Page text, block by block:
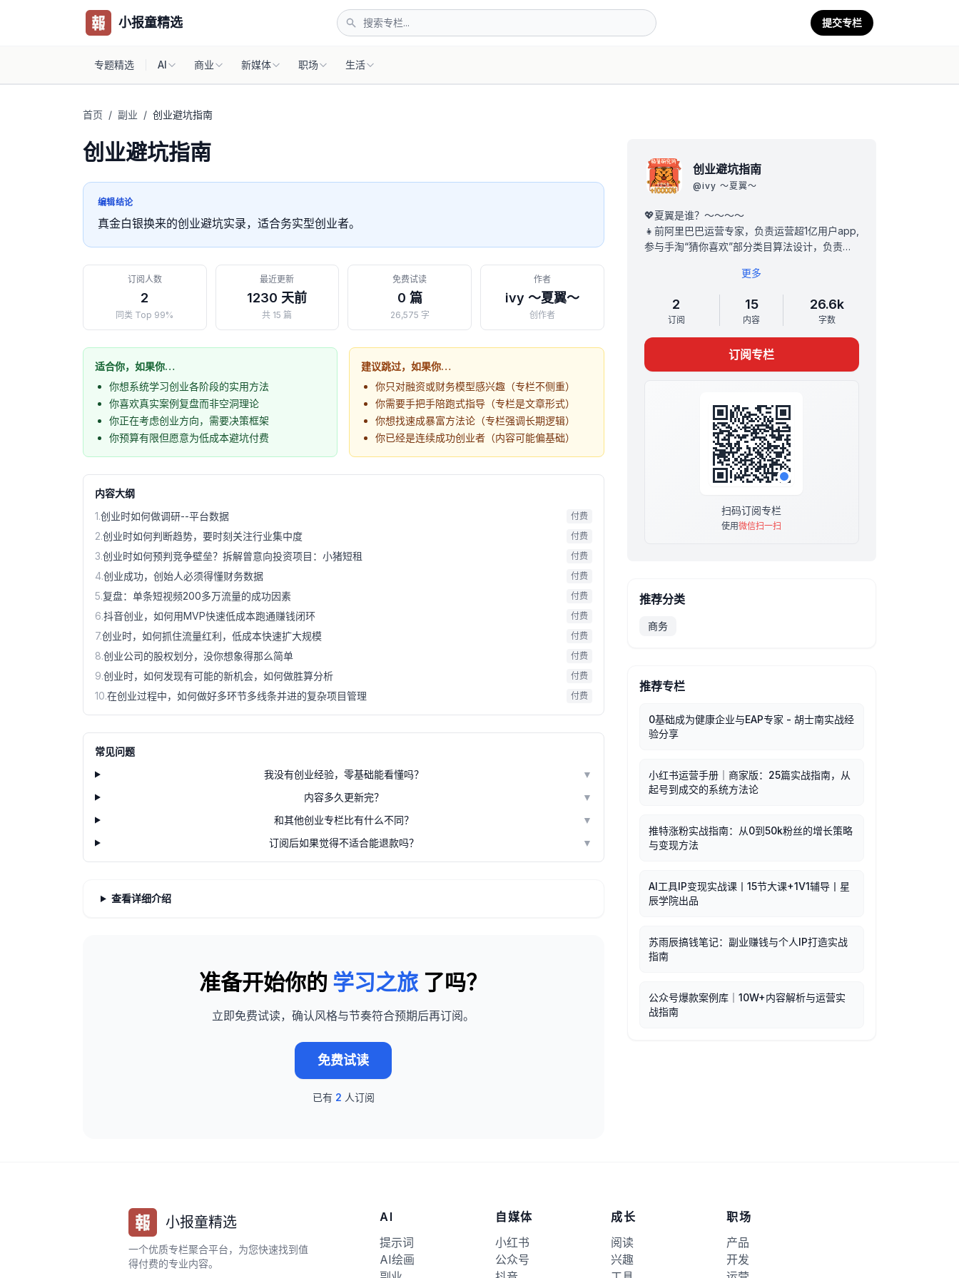
小报童精选 提交专栏
专题精选 AI 商业 新媒体 职场 生活
首页 / 副业 / 创业避坑指南
创业避坑指南
编辑结论
真金白银换来的创业避坑实录，适合务实型创业者。
订阅人数
2
同类 Top 99%
最近更新
1230 天前
共 15 篇
免费试读
0 篇
26,575 字
作者
ivy ～夏翼～
创作者
适合你，如果你…
你想系统学习创业各阶段的实用方法
你喜欢真实案例复盘而非空洞理论
你正在考虑创业方向，需要决策框架
你预算有限但愿意为低成本避坑付费
建议跳过，如果你…
你只对融资或财务模型感兴趣（专栏不侧重）
你需要手把手陪跑式指导（专栏是文章形式）
你想找速成暴富方法论（专栏强调长期逻辑）
你已经是连续成功创业者（内容可能偏基础）
内容大纲
1.创业时如何做调研--平台数据 付费
2.创业时如何判断趋势，要时刻关注行业集中度 付费
3.创业时如何预判竞争壁垒？拆解曾意向投资项目：小猪短租 付费
4.创业成功，创始人必须得懂财务数据 付费
5.复盘：单条短视频200多万流量的成功因素 付费
6.抖音创业，如何用MVP快速低成本跑通赚钱闭环 付费
7.创业时，如何抓住流量红利，低成本快速扩大规模 付费
8.创业公司的股权划分，没你想象得那么简单 付费
9.创业时，如何发现有可能的新机会，如何做胜算分析 付费
10.在创业过程中，如何做好多环节多线条并进的复杂项目管理 付费
常见问题
我没有创业经验，零基础能看懂吗？
▼
内容多久更新完？
▼
和其他创业专栏比有什么不同？
▼
订阅后如果觉得不适合能退款吗？
▼
查看详细介绍
准备开始你的 学习之旅 了吗？
立即免费试读，确认风格与节奏符合预期后再订阅。
免费试读
已有 2 人订阅
创业避坑指南
@ivy ～夏翼～
💖夏翼是谁？～～～～
👧前阿里巴巴运营专家，负责运营超1亿用户app,
参与手淘“猜你喜欢”部分类目算法设计，负责部
💰前风险投资人，有幸投出了几个上市项目（美
股、A股、港股）；
💄前故宫品牌美妆COO，负责品牌全球运营，年
营收过亿，故宫口红成为现象级产品，和抖音、
淘宝及官方所有的头部达人都有紧密合作
📲现在自己创业成立咨询公司，帮很多公司做整
体公司策略、运营、出海和融资咨询，也帮很多
✈️夏翼的专栏提供什么价值？～～～
🔥你将获得15个（接近6万字）对创业非常有帮
助的思路和分析方法。
这些底层逻辑，都是我做风投的时候投出去+自
己创业烧过的数千万RMB，真金白银趟坑总结出
窗口外，还能省下起码数十万到数百万的试错成
更多
2
订阅
15
内容
26.6k
字数
订阅专栏
扫码订阅专栏
使用微信扫一扫
推荐分类
商务
推荐专栏
0基础成为健康企业与EAP专家 - 胡士南实战经
验分享
小红书运营手册｜商家版：25篇实战指南，从
起号到成交的系统方法论
推特涨粉实战指南：从0到50k粉丝的增长策略
与变现方法
AI工具IP变现实战课丨15节大课+1V1辅导丨星
辰学院出品
苏雨辰搞钱笔记：副业赚钱与个人IP打造实战
指南
公众号爆款案例库｜10W+内容解析与运营实
战指南
小报童精选
一个优质专栏聚合平台，为您快速找到值
得付费的专业内容。
AI
提示词
AI绘画
自媒体
小红书
公众号
成长
阅读
兴趣
职场
产品
开发